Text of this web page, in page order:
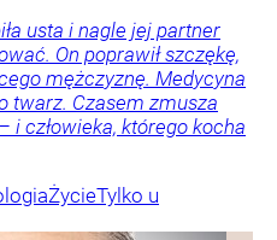
usta i nagle jej partner
On poprawił szczękę,
mężczyznę. Medycyna
twarz. Czasem zmusza
i człowieka, którego kocha
ŻycieTylko u